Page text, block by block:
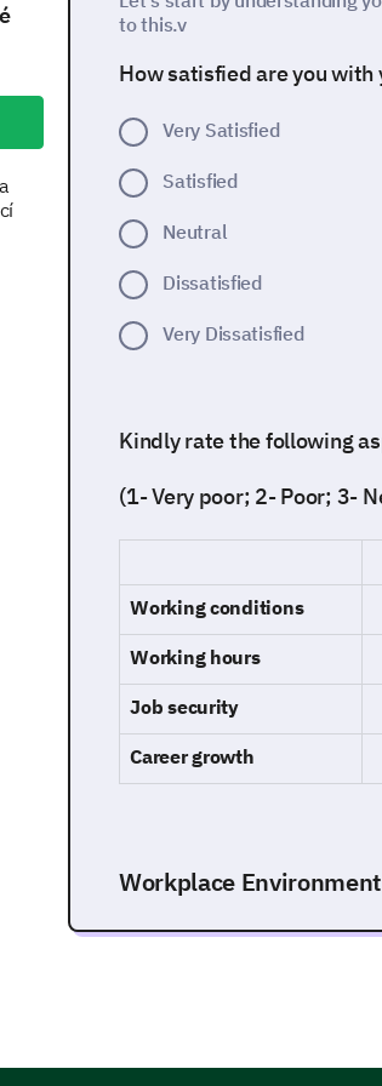
to this.v
How satisfied are you with
Very Satisfied
Satisfied
Neutral
Dissatisfied
Very Dissatisfied
Kindly rate the following
(1- Very poor; 2- Poor; 3-
Working conditions
Working hours
Job security
Career growth
Workplace Environment
Now, we'd like you to